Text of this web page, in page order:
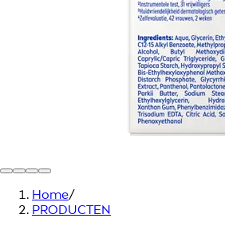
Home/
PRODUCTEN